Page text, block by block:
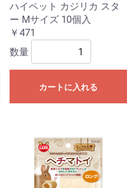
ハイペット カジリカ スタ
ー Mサイズ 10個入
￥471
数量
カートに入れる